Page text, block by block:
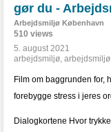
gør du -
Arbejdsmiljø København
510 views
5. august 2021
arbejdsmiljø,
Film om baggrunden for,
forebygge stress i jeres
Dialogkortene Hvor